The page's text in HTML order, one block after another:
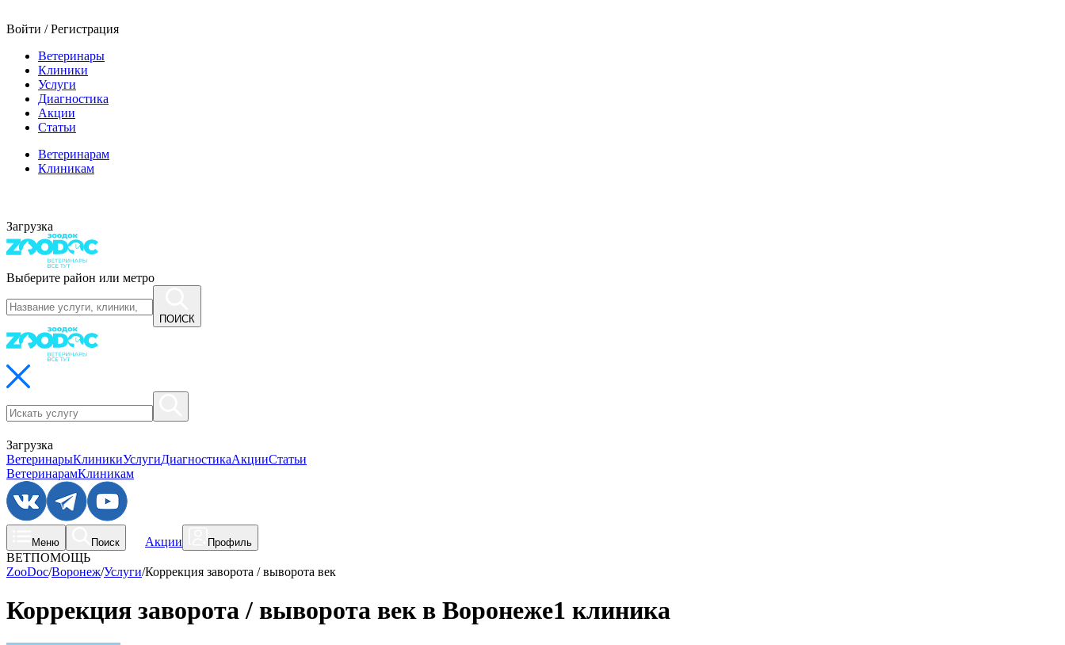
Войти / Регистрация
Ветеринары
Клиники
Услуги
Диагностика
Акции
Статьи
Ветеринарам
Клиникам
Загрузка
Выберите район или метро
ПОИСК
Загрузка
ВетеринарыКлиникиУслугиДиагностикаАкцииСтатьи
ВетеринарамКлиникам
Меню Поиск Акции Профиль
ВЕТПОМОЩЬ
ZooDoc/Воронеж/Услуги/Коррекция заворота / выворота век
Коррекция заворота / выворота век в Воронеже1 клиника